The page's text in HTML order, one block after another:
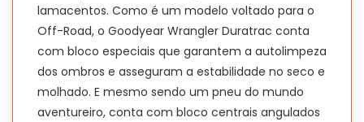
lamacentos. Como é um modelo voltado para o
Off-Road, o Goodyear Wrangler Duratrac conta
com bloco especiais que garantem a autolimpeza
dos ombros e asseguram a estabilidade no seco e
molhado. E mesmo sendo um pneu do mundo
aventureiro, conta com bloco centrais angulados